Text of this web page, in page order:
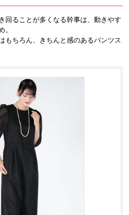
回ることが多くなる幹事は、動きやす
。
もちろん、きちんと感のあるパンツス